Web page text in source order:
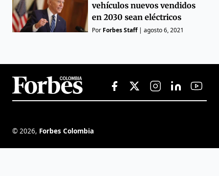
vehículos nuevos vendidos
en 2030 sean eléctricos
Por Forbes Staff|agosto 6, 2021
© 2026, Forbes Colombia